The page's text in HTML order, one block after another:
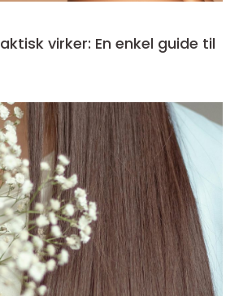
virker: En enkel guide til